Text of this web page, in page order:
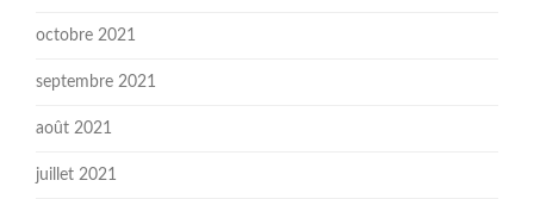
octobre 2021
septembre 2021
août 2021
juillet 2021